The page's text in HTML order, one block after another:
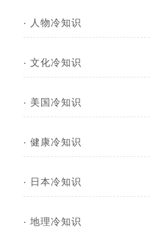
· 人物冷知识
· 文化冷知识
· 美国冷知识
· 健康冷知识
· 日本冷知识
· 地理冷知识